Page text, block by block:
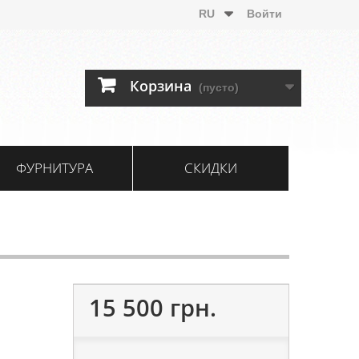
Войти
RU
Корзина (пусто)
ФУРНИТУРА СКИДКИ
15 500 грн.